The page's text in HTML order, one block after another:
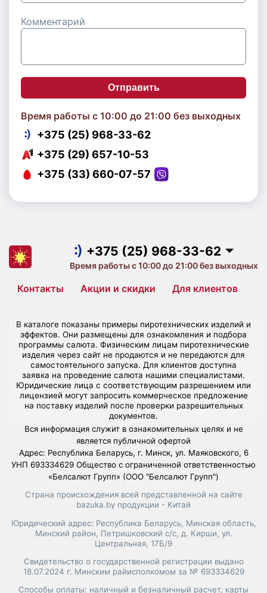
Комментарий
Отправить
Время работы с 10:00 до 21:00 без выходных
+375 (25) 968-33-62
+375 (29) 657-10-53
+375 (33) 660-07-57
+375 (25) 968-33-62
+375 (29) 657-10-53
Время работы с 10:00 до 21:00 без выходных
Контакты Акции и скидки Для клиентов
В каталоге показаны примеры пиротехнических изделий и
эффектов. Они размещены для ознакомления и подбора
программы салюта. Физическим лицам пиротехнические
изделия через сайт не продаются и не передаются для
самостоятельного запуска. Для клиентов доступна
заявка на проведение салюта нашими специалистами.
Юридические лица с соответствующим разрешением или
лицензией могут запросить коммерческое предложение
на поставку изделий после проверки разрешительных
документов.
Вся информация служит в ознакомительных целях и не
является публичной офертой
Адрес: Республика Беларусь, г. Минск, ул. Маяковского, 6
УНП 693334629 Общество с ограниченной ответственностью
«Белсалют Групп» (ООО "Белсалют Групп")
Страна происхождения всей представленной на сайте
bazuka.by продукции - Китай
Юридический адрес: Республика Беларусь, Минская область,
Минский район, Петришковский с/с, д. Кирши, ул.
Центральная, 17Б/9
Свидетельство о государственной регистрации выдано
18.07.2024 г. Минским райисполкомом за № 693334629
Способы оплаты: наличный и безналичный расчет, карты